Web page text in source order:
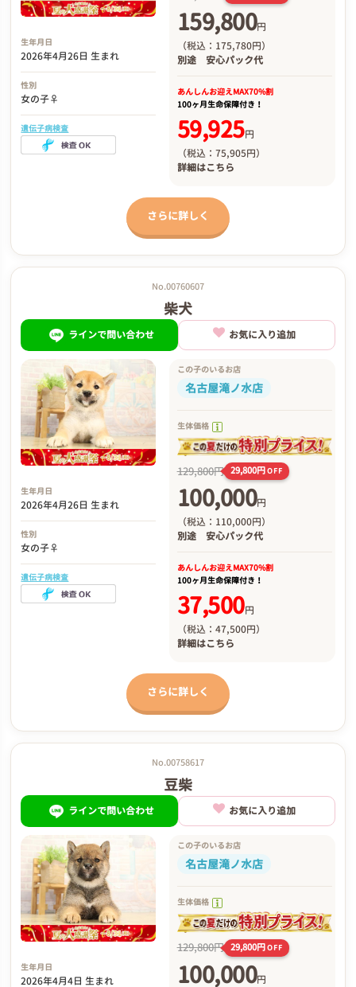
生年月日
2026年4月26日 生まれ
性別
女の子♀
遺伝子病検査
159,800円
（税込：175,780円）
別途 安心パック代
あんしんお迎えMAX70%割
100ヶ月生命保障付き！
59,925円
（税込：75,905円）
詳細はこちら
さらに詳しく
No.00760607
柴犬
ラインで問い合わせ お気に入り追加
生年月日
2026年4月26日 生まれ
性別
女の子♀
遺伝子病検査
この子のいるお店
名古屋滝ノ水店
生体価格
129,800円 29,800円OFF
100,000円
（税込：110,000円）
別途 安心パック代
あんしんお迎えMAX70%割
100ヶ月生命保障付き！
37,500円
（税込：47,500円）
詳細はこちら
さらに詳しく
No.00758617
豆柴
ラインで問い合わせ お気に入り追加
生年月日
2026年4月4日 生まれ
この子のいるお店
名古屋滝ノ水店
生体価格
129,800円 29,800円OFF
100,000円